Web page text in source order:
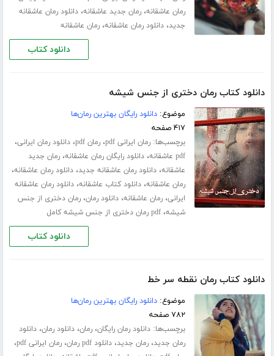
رمان عاشقانه،رمان جدید عاشقانه،دانلود رمان عاشقانه
جدید،دانلود رمان عاشقانه،رمان عاشقانه
دانلود کتاب
دانلود کتاب رمان دختری از جنس شیشه
موضوع:دانلود رایگان بهترین رمان‌ها
۴۱۷ صفحه
برچسب‌ها:رمان ایرانی pdf ،رمان pdf ،دانلود رمان ایرانی،
pdf عاشقانه ،دانلود رایگان رمان عاشقانه،رمان جدید
عاشقانه،دانلود رمان عاشقانه جدید،دانلود رمان عاشقانه،
رمان عاشقانه،دانلود کتاب عاشقانه،دانلود رمان عاشقانه
ایرانی،رمان عاشقانه،دانلود رمان،رمان دختری از جنس
شیشه،pdf رمان دختری از جنس شیشه کامل
دانلود کتاب
دانلود کتاب رمان نقطه سر خط
موضوع:دانلود رایگان بهترین رمان‌ها
۷۸۲ صفحه
برچسب‌ها:دانلود رمان رایگان،رمان،دانلود رمان،دانلود
رمان جدید،رمان جدید،دانلود pdf رمان ،رمان ایرانی pdf ،